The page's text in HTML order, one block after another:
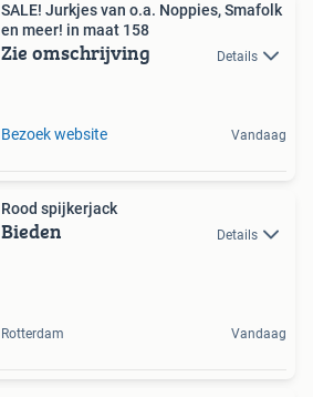
SALE! Jurkjes van o.a. Noppies, Smafolk
en meer! in maat 158
Zie omschrijving Details
Bezoek website Vandaag
Rood spijkerjack
Bieden Details
Rotterdam Vandaag